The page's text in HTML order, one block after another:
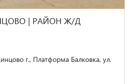
| РАЙОН Ж/Д
г., Платформа Балковка, ул.